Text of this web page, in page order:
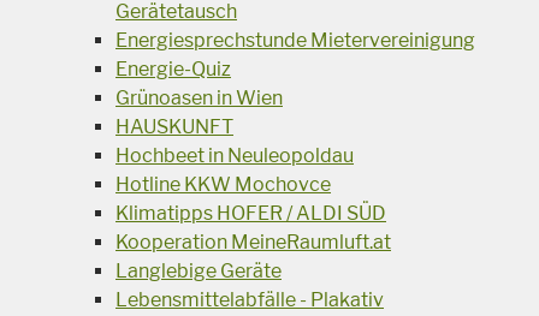
Gerätetausch
Energiesprechstunde Mietervereinigung
Energie-Quiz
Grünoasen in Wien
HAUSKUNFT
Hochbeet in Neuleopoldau
Hotline KKW Mochovce
Klimatipps HOFER / ALDI SÜD
Kooperation MeineRaumluft.at
Langlebige Geräte
Lebensmittelabfälle - Plakativ